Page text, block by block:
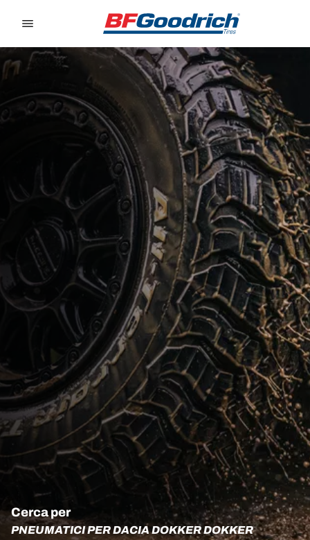
Cerca per
PNEUMATICI PER DACIA DOKKER DOKKER